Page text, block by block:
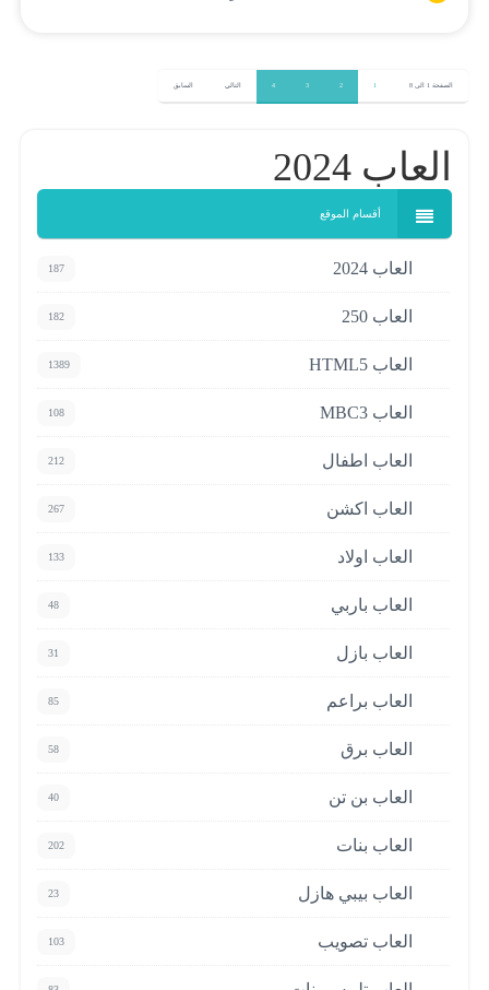
العاب 2024
أقسام الموقع
العاب 2024 187
العاب 250 182
العاب HTML5 1389
العاب MBC3 108
العاب اطفال 212
العاب اكشن 267
العاب اولاد 133
العاب باربي 48
العاب بازل 31
العاب براعم 85
العاب برق 58
العاب بن تن 40
العاب بنات 202
العاب بيبي هازل 23
العاب تصويب 103